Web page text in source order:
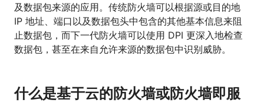
及数据包来源的应用。传统防火墙可以根据源或目的地
IP 地址、端口以及数据包头中包含的其他基本信息来阻
止数据包，而下一代防火墙可以使用 DPI 更深入地检查
数据包，甚至在来自允许来源的数据包中识别威胁。
什么是基于云的防火墙或防火墙即服